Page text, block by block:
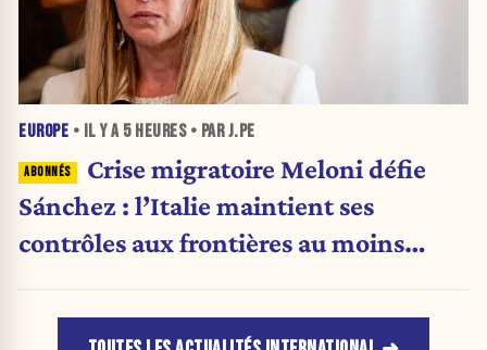
EUROPE • IL Y A 5 HEURES• PAR J.PE
Crise migratoire Meloni défie
Sánchez : l’Italie maintient ses
contrôles aux frontières au moins